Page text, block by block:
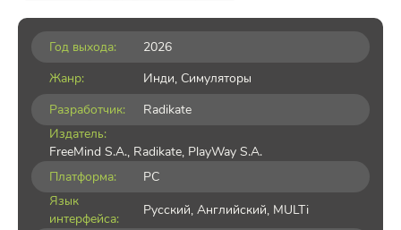
Год выхода:
2026
Жанр:
Инди, Симуляторы
Разработчик:
Radikate
Издатель:
FreeMind S.A., Radikate, PlayWay S.A.
Платформа:
PC
Язык
интерфейса:
Русский, Английский, MULTi